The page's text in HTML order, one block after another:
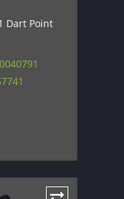
Dart Point